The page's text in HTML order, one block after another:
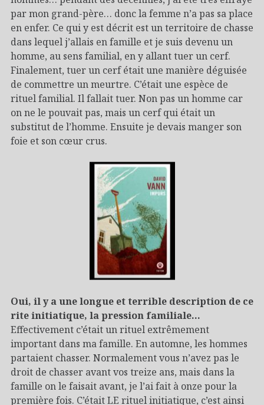
par mon grand-père… donc la femme n’a pas sa place
en enfer. Ce qui y est décrit est un territoire de chasse
dans lequel j’allais en famille et je suis devenu un
homme, au sens familial, en y allant tuer un cerf.
Finalement, tuer un cerf était une manière déguisée
de commettre un meurtre. C’était une espèce de
rituel familial. Il fallait tuer. Non pas un homme car
on ne le pouvait pas, mais un cerf qui était un
substitut de l’homme. Ensuite je devais manger son
foie et son cœur crus.
Oui, il y a une longue et terrible description de ce
rite initiatique, la pression familiale…
Effectivement c’était un rituel extrêmement
important dans ma famille. En automne, les hommes
partaient chasser. Normalement vous n’avez pas le
droit de chasser avant vos treize ans, mais dans la
famille on le faisait avant, je l’ai fait à onze pour la
première fois. C’était LE rituel initiatique, c’est ainsi